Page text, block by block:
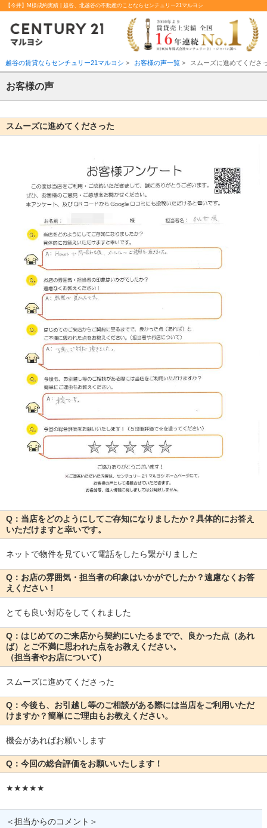
【今井】M様成約実績 | 越谷、北越谷の不動産のことならセンチュリー21マルヨシ
越谷の賃貸ならセンチュリー21マルヨシ > お客様の声一覧> スムーズに進めてくださ
お客様の声
スムーズに進めてくださった
Q：当店をどのようにしてご存知になりましたか？具体的にお答え
いただけますと幸いです。
ネットで物件を見ていて電話をしたら繋がりました
Q：お店の雰囲気・担当者の印象はいかがでしたか？遠慮なくお答
えください！
とても良い対応をしてくれました
Q：はじめてのご来店から契約にいたるまでで、良かった点（あれ
ば）とご不満に思われた点をお教えください。
（担当者やお店について）
スムーズに進めてくださった
Q：今後も、お引越し等のご相談がある際には当店をご利用いただ
けますか？簡単にご理由もお教えください。
機会があればお願いします
Q：今回の総合評価をお願いいたします！
★★★★★
＜担当からのコメント＞